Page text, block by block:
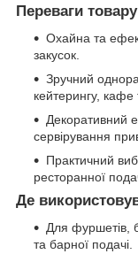
Переваги товару
Охайна та
закусок.
Зручний
кейтерингу, кафе
Декоративний
сервірування
Практичний
ресторанної
Де
Для фуршетів,
та барної подачі.